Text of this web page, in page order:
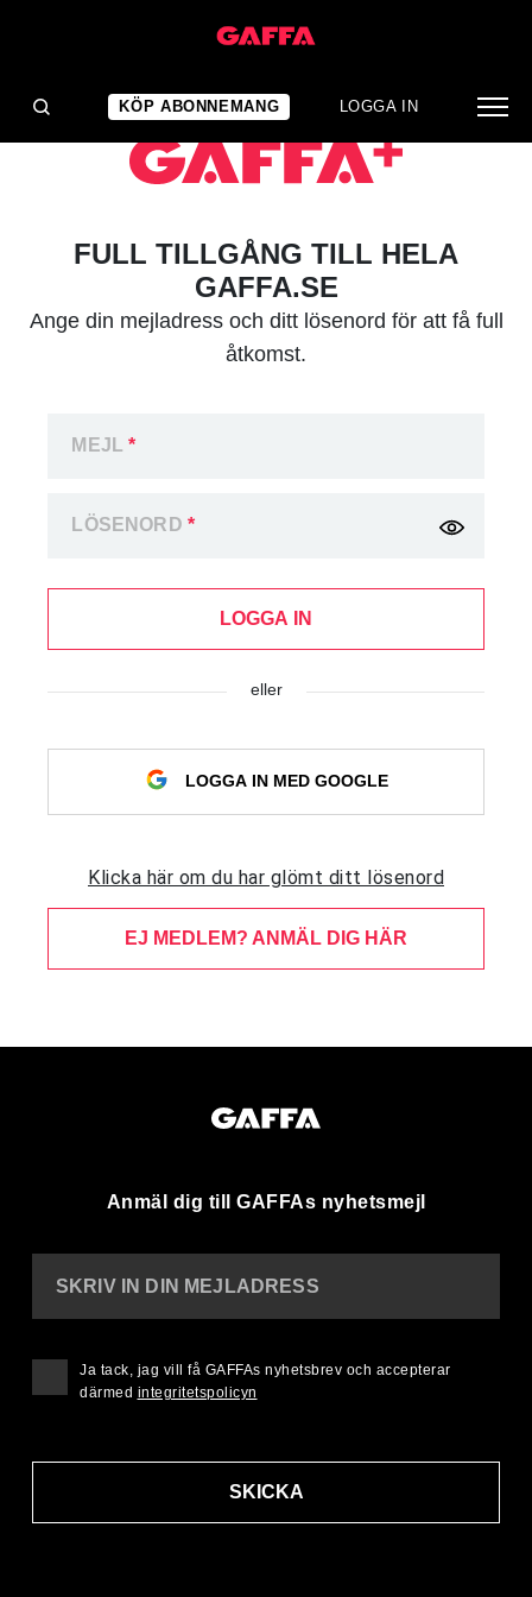
KÖP ABONNEMANG LOGGA IN
FULL TILLGÅNG TILL HELA
GAFFA.SE
Ange din mejladress och ditt lösenord för att få full
åtkomst.
MEJL*
LÖSENORD *
LOGGA IN
eller
LOGGA IN MED GOOGLE
Klicka här om du har glömt ditt lösenord
EJ MEDLEM? ANMÄL DIG HÄR
Anmäl dig till GAFFAs nyhetsmejl
SKRIV IN DIN MEJLADRESS
SKICKA
Ja tack, jag vill få GAFFAs nyhetsbrev och accepterar
därmed integritetspolicyn